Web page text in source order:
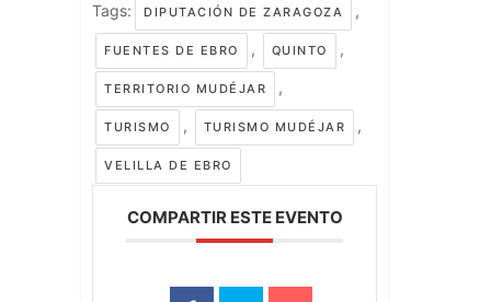
Tags: DIPUTACIÓN DE ZARAGOZA ,
FUENTES DE EBRO , QUINTO ,
TERRITORIO MUDÉJAR ,
TURISMO , TURISMO MUDÉJAR ,
VELILLA DE EBRO
COMPARTIR ESTE EVENTO